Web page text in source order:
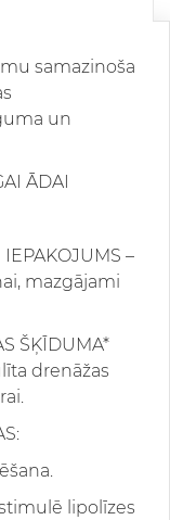
samazinoša
un
ĀDAI
IEPAKOJUMS –
mazgājami
ŠĶĪDUMA*
drenāžas
stimulē lipolīzes